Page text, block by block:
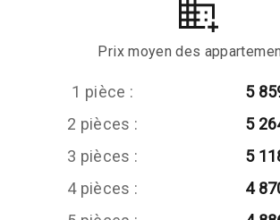
Prix moyen des
1 pièce : 5
2 pièces : 5
3 pièces : 5
4 pièces : 4